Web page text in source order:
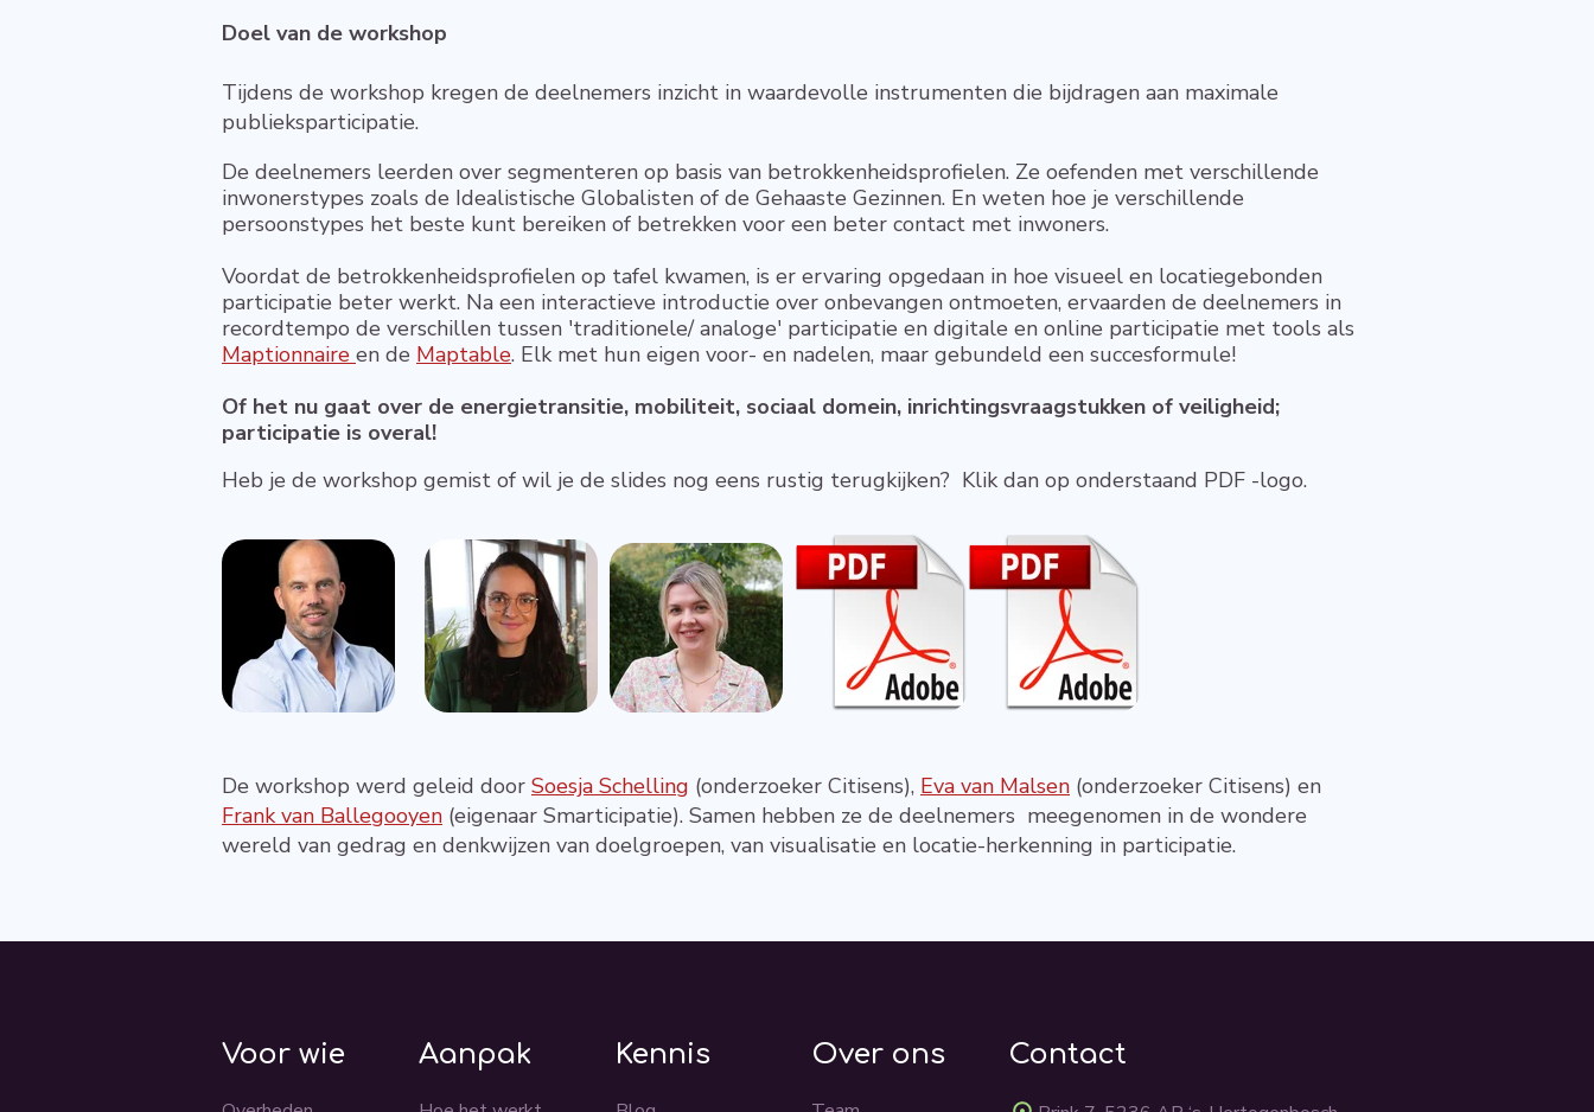
Doel van de workshop
Tijdens de workshop kregen de deelnemers inzicht in waardevolle instrumenten die bijdragen aan maximale
publieksparticipatie.
De deelnemers leerden over segmenteren op basis van betrokkenheidsprofielen. Ze oefenden met verschillende
inwonerstypes zoals de Idealistische Globalisten of de Gehaaste Gezinnen. En weten hoe je verschillende
persoonstypes het beste kunt bereiken of betrekken voor een beter contact met inwoners.
Voordat de betrokkenheidsprofielen op tafel kwamen, is er ervaring opgedaan in hoe visueel en locatiegebonden
participatie beter werkt. Na een interactieve introductie over onbevangen ontmoeten, ervaarden de deelnemers in
recordtempo de verschillen tussen 'traditionele/ analoge' participatie en digitale en online participatie met tools als
Maptionnaire en de Maptable. Elk met hun eigen voor- en nadelen, maar gebundeld een succesformule!
Of het nu gaat over de energietransitie, mobiliteit, sociaal domein, inrichtingsvraagstukken of veiligheid;
participatie is overal!
Heb je de workshop gemist of wil je de slides nog eens rustig terugkijken? Klik dan op onderstaand PDF -logo.
De workshop werd geleid door Soesja Schelling (onderzoeker Citisens), Eva van Malsen (onderzoeker Citisens) en
Frank van Ballegooyen (eigenaar Smarticipatie). Samen hebben ze de deelnemers meegenomen in de wondere
wereld van gedrag en denkwijzen van doelgroepen, van visualisatie en locatie-herkenning in participatie.
Voor wie Aanpak Kennis Over ons Contact